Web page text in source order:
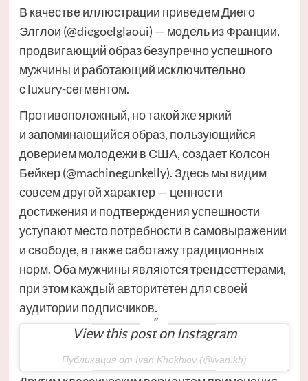
В качестве иллюстрации приведем Диего
Элглои (@diegoelglaoui) — модель из Франции,
продвигающий образ безупречно успешного
мужчины и работающий исключительно
с luxury-сегментом.
Противоположный, но такой же яркий
и запоминающийся образ, пользующийся
доверием молодежи в США, создает Колсон
Бейкер (@machinegunkelly). Здесь мы видим
совсем другой характер — ценности
достижения и подтверждения успешности
уступают место потребности в самовыражении
и свободе, а также саботажу традиционных
норм. Оба мужчины являются трендсеттерами,
при этом каждый авторитетен для своей
аудитории подписчиков.
View this post on Instagram
Публикация от Ivan Khokhlov (@ivan.kh)